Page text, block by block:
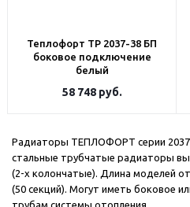
Теплофорт ТР 2037-38 БП
боковое подключение
белый
58 748руб.
Радиаторы ТЕПЛОФОРТ серии 2037
стальные трубчатые радиаторы
(2-х колончатые). Длина моделей
(50 секций). Могут иметь боковое
трубам системы отопления.